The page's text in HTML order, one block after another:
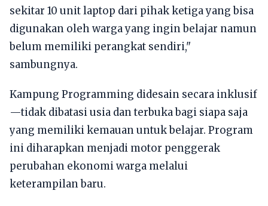
sekitar 10 unit laptop dari pihak ketiga yang bisa
digunakan oleh warga yang ingin belajar namun
belum memiliki perangkat sendiri,"
sambungnya.
Kampung Programming didesain secara inklusif
—tidak dibatasi usia dan terbuka bagi siapa saja
yang memiliki kemauan untuk belajar. Program
ini diharapkan menjadi motor penggerak
perubahan ekonomi warga melalui
keterampilan baru.